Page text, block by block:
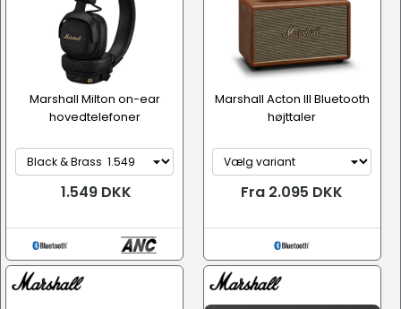
Marshall Milton on-ear
hovedtelefoner
1.549 DKK
Marshall Acton III Bluetooth
højttaler
Fra 2.095 DKK